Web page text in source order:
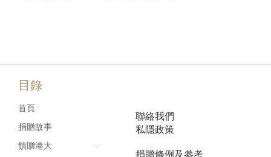
目錄
首頁
捐贈故事
饋贈港大
聯絡我們
私隱政策
捐贈條例及參考